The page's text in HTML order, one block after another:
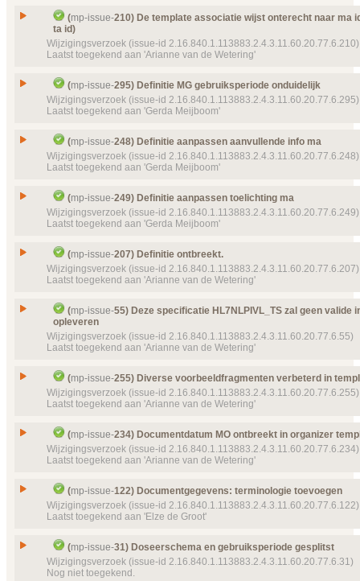
Status
Gesloten, toegekend
Prioriteit
normaal
Object(en)
Template MP Ingredient quantity
Details
Klik hier voor alle issuedetails
Issue
De kleinste details hebben veel uitleg de
nauwelijks
mp-issue-68
Wijzigingsverzoek
Prioriteit
normaal
Details
Klik hier voor alle issuedetails
(mp-issue-210) De template associatie wijst onterecht naar ma
ta id)
Wijzigingsverzoek (issue-id 2.16.840.1.113883.2.4.3.11.60.20.77.6.210)
Laatst toegekend aan 'Arianne van de Wetering'
Issue
De template associatie wijst onterecht naar ma id
id)
mp-issue-210
Status
Gesloten, toegekend
Prioriteit
normaal
Details
Klik hier voor alle issuedetails
(mp-issue-295) Definitie MG gebruiksperiode onduidelijk
Wijzigingsverzoek (issue-id 2.16.840.1.113883.2.4.3.11.60.20.77.6.295)
Laatst toegekend aan 'Gerda Meijboom'
Issue
Definitie MG gebruiksperiode onduidelijk
mp-issue-295
Wijzigingsverzoek
Gesloten, toegekend
Prioriteit
normaal
Object(en)
Doel van verwijzing ontbreekt
Details
Klik hier voor alle issuedetails
(mp-issue-248) Definitie aanpassen aanvullende info ma
Wijzigingsverzoek (issue-id 2.16.840.1.113883.2.4.3.11.60.20.77.6.248)
Laatst toegekend aan 'Gerda Meijboom'
Issue
Definitie aanpassen aanvullende info ma
mp-issue-248
Wijzigingsverzoek
Gesloten, toegekend
Prioriteit
normaal
Object(en)
Doel van verwijzing ontbreekt
23283 (2017‑02‑22 08:10:23) Aanvullende
Details
Klik hier voor alle issuedetails
(mp-issue-249) Definitie aanpassen toelichting ma
Wijzigingsverzoek (issue-id 2.16.840.1.113883.2.4.3.11.60.20.77.6.249)
Laatst toegekend aan 'Gerda Meijboom'
Issue
Definitie aanpassen toelichting ma
mp-issue-249
Wijzigingsverzoek
Gesloten, toegekend
Prioriteit
Object(en)
Doel van verwijzing ontbreekt mp-
22273 (2016‑02‑18 11:06:23) Toelichting
(mp-issue-207) Definitie ontbreekt.
Wijzigingsverzoek (issue-id 2.16.840.1.113883.2.4.3.11.60.20.77.6.207)
Laatst toegekend aan 'Arianne van de Wetering'
Issue
Definitie ontbreekt.
Wijzigingsverzoek
Prioriteit
normaal
Object(en)
Doel van verwijzing ontbreekt mp-
20928 (2015‑11‑25 16:32:40)
(mp-issue-55) Deze specificatie HL7NLPIVL_TS zal geen valide
opleveren
Wijzigingsverzoek (issue-id 2.16.840.1.113883.2.4.3.11.60.20.77.6.55)
Laatst toegekend aan 'Arianne van de Wetering'
Issue
Deze specificatie HL7NLPIVL_TS zal geen valide
opleveren
mp-issue-55
Status
Gesloten, toegekend
Prioriteit
normaal
(mp-issue-255) Diverse voorbeeldfragmenten verbeterd in
Wijzigingsverzoek (issue-id 2.16.840.1.113883.2.4.3.11.60.20.77.6.255)
Laatst toegekend aan 'Arianne van de Wetering'
Issue
Diverse voorbeeldfragmenten verbeterd in
mp-issue-255
Wijzigingsverzoek
Prioriteit
normaal
Object(en)
Doel van verwijzing ontbreekt
Doel van verwijzing ontbreekt mp-template-9152
16:33:18) MPCDAToedieningsafspraakSchema
(mp-issue-234) Documentdatum MO ontbreekt in organizer
Wijzigingsverzoek (issue-id 2.16.840.1.113883.2.4.3.11.60.20.77.6.234)
Laatst toegekend aan 'Arianne van de Wetering'
Issue
Documentdatum MO ontbreekt in organizer
mp-issue-234
Wijzigingsverzoek
Gesloten, toegekend
Prioriteit
normaal
Object(en)
(mp-issue-122) Documentgegevens: terminologie toevoegen
Wijzigingsverzoek (issue-id 2.16.840.1.113883.2.4.3.11.60.20.77.6.122)
Laatst toegekend aan 'Elze de Groot'
Issue
Documentgegevens: terminologie toevoegen
mp-issue-122
(mp-issue-31) Doseerschema en gebruiksperiode gesplitst
Wijzigingsverzoek (issue-id 2.16.840.1.113883.2.4.3.11.60.20.77.6.31)
Nog niet toegekend.